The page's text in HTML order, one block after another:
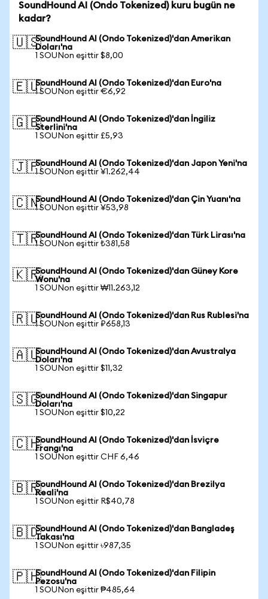
SoundHound AI (Ondo Tokenized) kuru bugün ne
kadar?
🇺🇸SoundHound AI (Ondo Tokenized)'dan Amerikan
Doları'na
1 SOUNon eşittir $8,00
🇪🇺SoundHound AI (Ondo Tokenized)'dan Euro'na
1 SOUNon eşittir €6,92
🇬🇧SoundHound AI (Ondo Tokenized)'dan İngiliz
Sterlini'na
1 SOUNon eşittir £5,93
🇯🇵SoundHound AI (Ondo Tokenized)'dan Japon Yeni'na
1 SOUNon eşittir ¥1.262,44
🇨🇳SoundHound AI (Ondo Tokenized)'dan Çin Yuanı'na
1 SOUNon eşittir ¥53,98
🇹🇷SoundHound AI (Ondo Tokenized)'dan Türk Lirası'na
1 SOUNon eşittir ₺381,58
🇰🇷SoundHound AI (Ondo Tokenized)'dan Güney Kore
Wonu'na
1 SOUNon eşittir ₩11.263,12
🇷🇺SoundHound AI (Ondo Tokenized)'dan Rus Rublesi'na
1 SOUNon eşittir ₽658,13
🇦🇺SoundHound AI (Ondo Tokenized)'dan Avustralya
Doları'na
1 SOUNon eşittir $11,32
🇸🇬SoundHound AI (Ondo Tokenized)'dan Singapur
Doları'na
1 SOUNon eşittir $10,22
🇨🇭SoundHound AI (Ondo Tokenized)'dan İsviçre
Frangı'na
1 SOUNon eşittir CHF 6,46
🇧🇷SoundHound AI (Ondo Tokenized)'dan Brezilya
Reali'na
1 SOUNon eşittir R$40,78
🇧🇩SoundHound AI (Ondo Tokenized)'dan Bangladeş
Takası'na
1 SOUNon eşittir ৳987,35
🇵🇭SoundHound AI (Ondo Tokenized)'dan Filipin
Pezosu'na
1 SOUNon eşittir ₱485,64